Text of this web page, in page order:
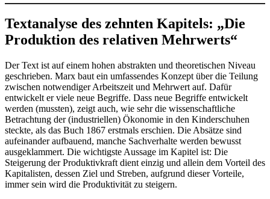
Textanalyse des zehnten Kapitels: „Die
Produktion des relativen Mehrwerts“
Der Text ist auf einem hohen abstrakten und theoretischen Niveau
geschrieben. Marx baut ein umfassendes Konzept über die Teilung
zwischen notwendiger Arbeitszeit und Mehrwert auf. Dafür
entwickelt er viele neue Begriffe. Dass neue Begriffe entwickelt
werden (mussten), zeigt auch, wie sehr die wissenschaftliche
Betrachtung der (industriellen) Ökonomie in den Kinderschuhen
steckte, als das Buch 1867 erstmals erschien. Die Absätze sind
aufeinander aufbauend, manche Sachverhalte werden bewusst
ausgeklammert. Die wichtigste Aussage im Kapitel ist: Die
Steigerung der Produktivkraft dient einzig und allein dem Vorteil des
Kapitalisten, dessen Ziel und Streben, aufgrund dieser Vorteile,
immer sein wird die Produktivität zu steigern.